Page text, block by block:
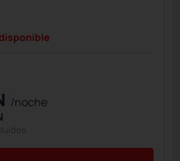
/noche